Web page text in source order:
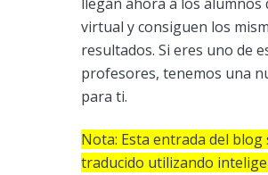
virtual y consiguen los
resultados. Si eres uno de
profesores, tenemos una
para ti.
Nota: Esta entrada del blog
traducido utilizando